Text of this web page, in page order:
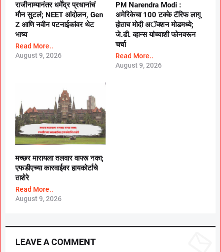
राजीनाम्यानंतर धर्मेंद्र प्रधानांचं
मौन सुटलं; NEET आंदोलन, Gen
Z आणि नवीन पटनाईकांवर थेट
भाष्य
Read More..
August 9, 2026
PM Narendra Modi :
अमेरिकेचा 100 टक्के टॅरिफ लागू
होताच मोदी अॅक्शन मोडमध्ये;
जे.डी. व्हान्स यांच्याशी फोनवरून
चर्चा
Read More..
August 9, 2026
मच्छर मारायला तलवार वापरू नका;
एफडीएच्या कारवाईवर हायकोर्टाचे
ताशेरे
Read More..
August 9, 2026
LEAVE A COMMENT